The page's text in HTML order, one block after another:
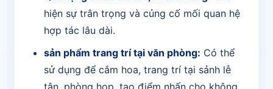
hiện sự trân trọng và củng cố mối quan hệ
hợp tác lâu dài.
sản phẩm trang trí tại văn phòng: Có thể
sử dụng để cắm hoa, trang trí tại sảnh lễ